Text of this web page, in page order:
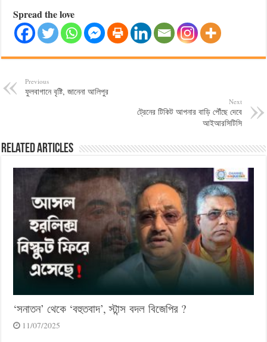
Spread the love
Previous
ফুলবাগানে বৃষ্টি, জানেনা আলিপুর
Next
ট্রেনের টিকিট আপনার বাড়ি পৌঁছে দেবে
আইআরসিটিসি
Related Articles
‘সনাতন’ থেকে ‘বহুতবাদ’, স্টান্স বদল বিজেপির ?
11/07/2025